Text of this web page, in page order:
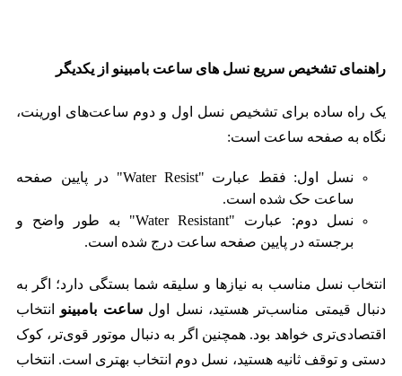
راهنمای تشخیص سریع نسل های ساعت بامبینو از یکدیگر
یک راه ساده برای تشخیص نسل اول و دوم ساعت‌های اورینت،
نگاه به صفحه ساعت است:
نسل اول: فقط عبارت "Water Resist" در پایین صفحه
ساعت حک شده است.
نسل دوم: عبارت "Water Resistant" به طور واضح و
برجسته در پایین صفحه ساعت درج شده است.
انتخاب نسل مناسب به نیازها و سلیقه شما بستگی دارد؛ اگر به
دنبال قیمتی مناسب‌تر هستید، نسل اولساعت بامبینو انتخاب
اقتصادی‌تری خواهد بود. همچنین اگر به دنبال موتور قوی‌تر، کوک
دستی و توقف ثانیه هستید، نسل دوم انتخاب بهتری است. انتخاب